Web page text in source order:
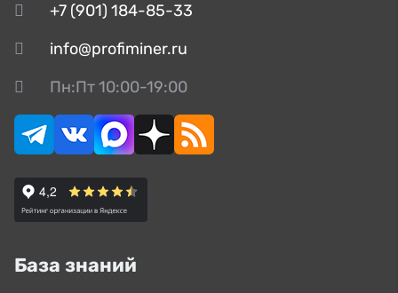
+7 (901) 184-85-33
info@profiminer.ru
Пн:Пт 10:00-19:00
База знаний